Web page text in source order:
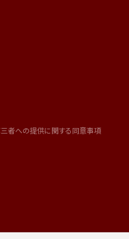
者への提供に関する同意事項